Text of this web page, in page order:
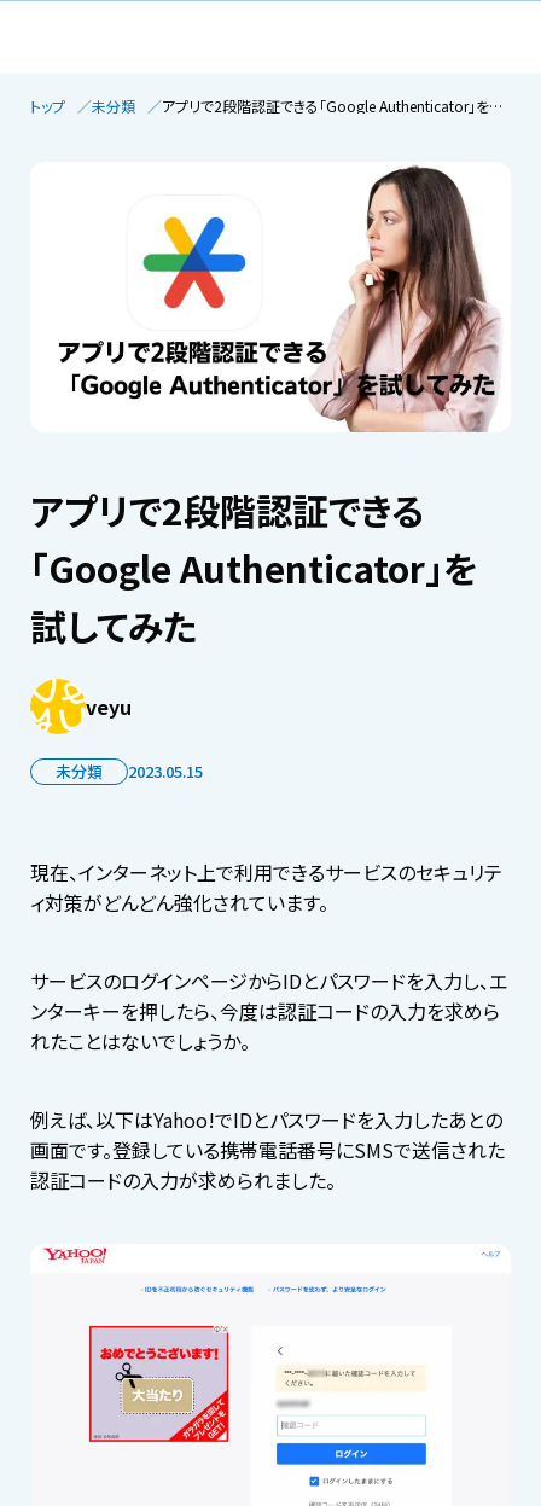
トップ 未分類 アプリで2段階認証できる「Google Authenticator」を試してみた
アプリで2段階認証できる
「Google Authenticator」を
試してみた
veyu
未分類 2023.05.15
現在、インターネット上で利用できるサービスのセキュリテ
ィ対策がどんどん強化されています。
サービスのログインページからIDとパスワードを入力し、エ
ンターキーを押したら、今度は認証コードの入力を求めら
れたことはないでしょうか。
例えば、以下はYahoo!でIDとパスワードを入力したあとの
画面です。登録している携帯電話番号にSMSで送信された
認証コードの入力が求められました。